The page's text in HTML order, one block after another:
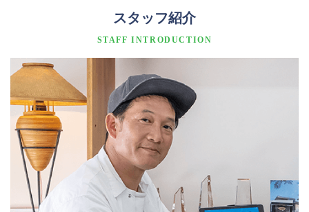
スタッフ紹介
STAFF INTRODUCTION